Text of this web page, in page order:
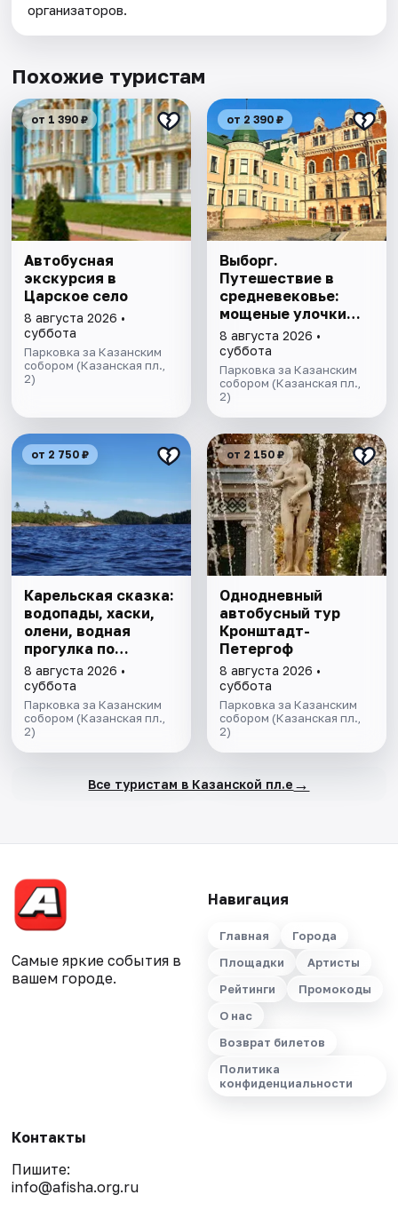
организаторов.
Похожие туристам
от 1 390 ₽
Автобусная
экскурсия в
Царское село
8 августа 2026 •
суббота
Парковка за Казанским
собором (Казанская пл.,
2)
от 2 390 ₽
Выборг.
Путешествие в
средневековье:
мощеные улочки
старого города,
рецепт
Выборгского
кренделя и легенды
парка Монрепо.
8 августа 2026 •
суббота
Парковка за Казанским
собором (Казанская пл.,
2)
от 2 750 ₽
Карельская сказка:
водопады, хаски,
олени, водная
прогулка по
Ладожским шхерам
на катере,
знакомство с
лютеранской
кирхой.
8 августа 2026 •
суббота
Парковка за Казанским
собором (Казанская пл.,
2)
от 2 150 ₽
Однодневный
автобусный тур
Кронштадт-
Петергоф
8 августа 2026 •
суббота
Парковка за Казанским
собором (Казанская пл.,
2)
Все туристам в Казанской пл.е →
Самые яркие события в
вашем городе.
Навигация
Главная
Города
Площадки
Артисты
Рейтинги
Промокоды
О нас
Возврат билетов
Политика
конфиденциальности
Контакты
Пишите:
info@afisha.org.ru